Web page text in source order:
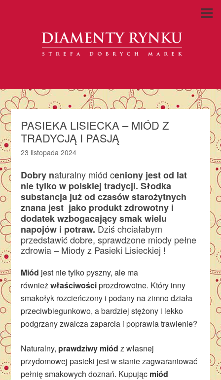
PASIEKA LISIECKA – MIÓD Z
TRADYCJĄ I PASJĄ
23 listopada 2024
Dobry naturalny miód ceniony jest od lat
nie tylko w polskiej tradycji. Słodka
substancja już od czasów starożytnych
znana jest jako produkt zdrowotny i
dodatek wzbogacający smak wielu
napojów i potraw. Dziś chciałabym
przedstawić dobre, sprawdzone miody pełne
zdrowia – Miody z Pasieki Lisieckiej !
Miód jest nie tylko pyszny, ale ma
równieżwłaściwościprozdrowotne. Który inny
smakołyk rozcieńczony i podany na zimno działa
przeciwbiegunkowo, a bardziej stężony i lekko
podgrzany zwalcza zaparcia i poprawia trawienie?
Naturalny, prawdziwy miód z własnej
przydomowej pasieki jest w stanie zagwarantować
pełnię smakowych doznań. Kupując miód